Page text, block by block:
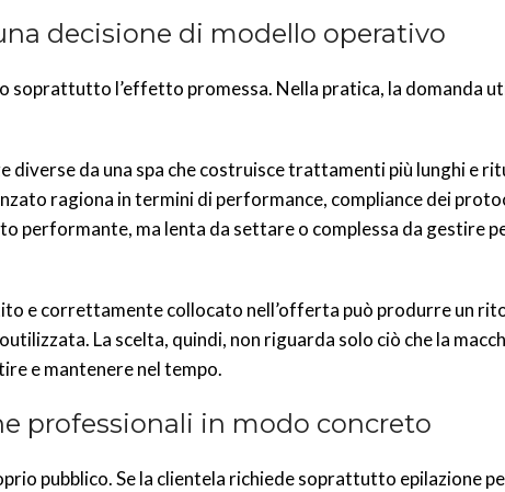
decisione di modello operativo
l’effetto promessa. Nella pratica, la domanda
da una spa che costruisce trattamenti più lunghi e
ragiona in termini di performance, compliance dei
performante, ma lenta da settare o complessa da gestire
e correttamente collocato nell’offerta può produrre un
La scelta, quindi, non riguarda solo ciò che la
e mantenere nel tempo.
professionali in modo concreto
pubblico. Se la clientela richiede soprattutto epilazione